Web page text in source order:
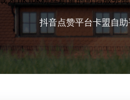
抖音点赞平台卡盟自助